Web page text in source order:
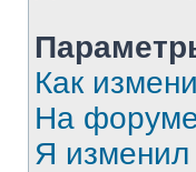
Как
На
Я изменил